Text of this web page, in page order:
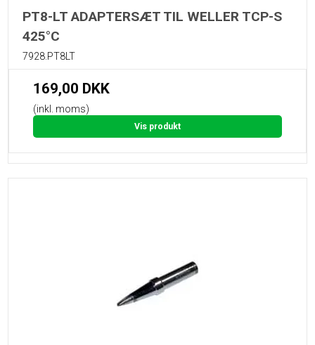
PT8-LT ADAPTERSÆT TIL WELLER TCP-S
425°C
7928.PT8LT
169,00 DKK
(inkl. moms)
Vis produkt